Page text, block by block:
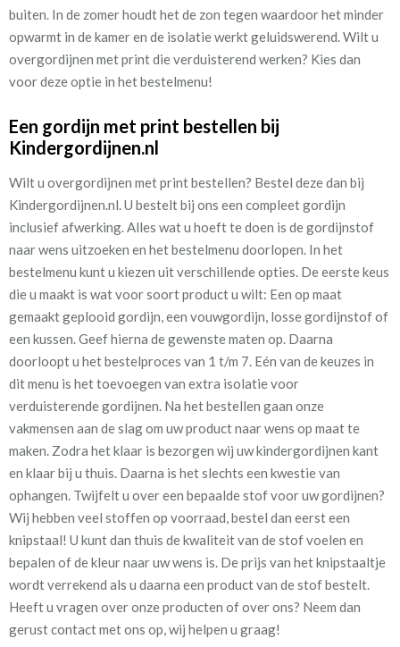
buiten. In de zomer houdt het de zon tegen waardoor het minder
opwarmt in de kamer en de isolatie werkt geluidswerend. Wilt u
overgordijnen met print die verduisterend werken? Kies dan
voor deze optie in het bestelmenu!
Een gordijn met print bestellen bij
Kindergordijnen.nl
Wilt u overgordijnen met print bestellen? Bestel deze dan bij
Kindergordijnen.nl. U bestelt bij ons een compleet gordijn
inclusief afwerking. Alles wat u hoeft te doen is de gordijnstof
naar wens uitzoeken en het bestelmenu doorlopen. In het
bestelmenu kunt u kiezen uit verschillende opties. De eerste keus
die u maakt is wat voor soort product u wilt: Een op maat
gemaakt geplooid gordijn, een vouwgordijn, losse gordijnstof of
een kussen. Geef hierna de gewenste maten op. Daarna
doorloopt u het bestelproces van 1 t/m 7. Eén van de keuzes in
dit menu is het toevoegen van extra isolatie voor
verduisterende gordijnen. Na het bestellen gaan onze
vakmensen aan de slag om uw product naar wens op maat te
maken. Zodra het klaar is bezorgen wij uw kindergordijnen kant
en klaar bij u thuis. Daarna is het slechts een kwestie van
ophangen. Twijfelt u over een bepaalde stof voor uw gordijnen?
Wij hebben veel stoffen op voorraad, bestel dan eerst een
knipstaal! U kunt dan thuis de kwaliteit van de stof voelen en
bepalen of de kleur naar uw wens is. De prijs van het knipstaaltje
wordt verrekend als u daarna een product van de stof bestelt.
Heeft u vragen over onze producten of over ons? Neem dan
gerust contact met ons op, wij helpen u graag!